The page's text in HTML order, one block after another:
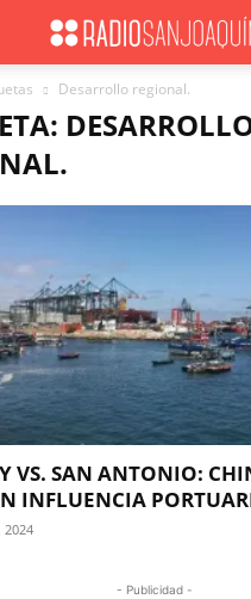
Desarrollo regional.
VS. SAN ANTONIO:
INFLUENCIA
2024
- Publicidad -